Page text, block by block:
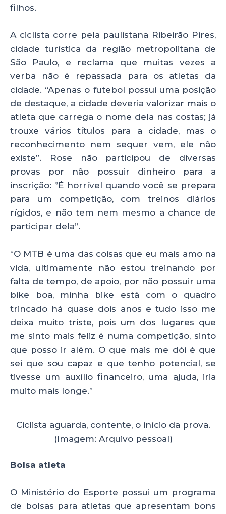
filhos.
A ciclista corre pela paulistana Ribeirão Pires,
cidade turística da região metropolitana de
São Paulo, e reclama que muitas vezes a
verba não é repassada para os atletas da
cidade. “Apenas o futebol possui uma posição
de destaque, a cidade deveria valorizar mais o
atleta que carrega o nome dela nas costas; já
trouxe vários títulos para a cidade, mas o
reconhecimento nem sequer vem, ele não
existe”. Rose não participou de diversas
provas por não possuir dinheiro para a
inscrição: ”É horrível quando você se prepara
para um competição, com treinos diários
rígidos, e não tem nem mesmo a chance de
participar dela”.
“O MTB é uma das coisas que eu mais amo na
vida, ultimamente não estou treinando por
falta de tempo, de apoio, por não possuir uma
bike boa, minha bike está com o quadro
trincado há quase dois anos e tudo isso me
deixa muito triste, pois um dos lugares que
me sinto mais feliz é numa competição, sinto
que posso ir além. O que mais me dói é que
sei que sou capaz e que tenho potencial, se
tivesse um auxílio financeiro, uma ajuda, iria
muito mais longe.”
Ciclista aguarda, contente, o início da prova.
(Imagem: Arquivo pessoal)
Bolsa atleta
O Ministério do Esporte possui um programa
de bolsas para atletas que apresentam bons